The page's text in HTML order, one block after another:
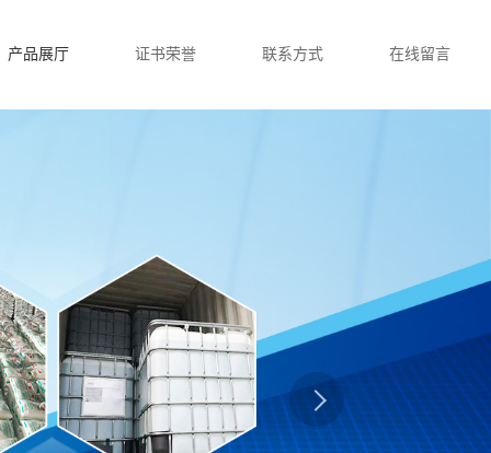
产品展厅 证书荣誉 联系方式 在线留言